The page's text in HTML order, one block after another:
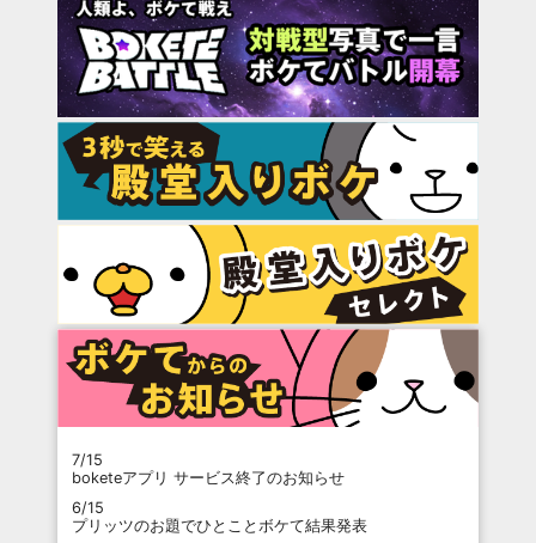
7/15
boketeアプリ サービス終了のお知らせ
6/15
プリッツのお題でひとことボケて結果発表